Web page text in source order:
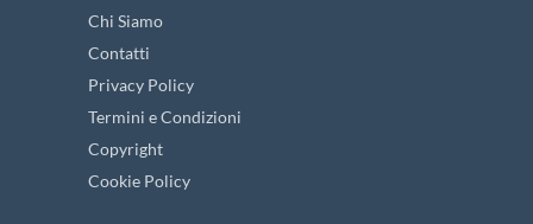
Chi Siamo
Contatti
Privacy Policy
Termini e Condizioni
Copyright
Cookie Policy